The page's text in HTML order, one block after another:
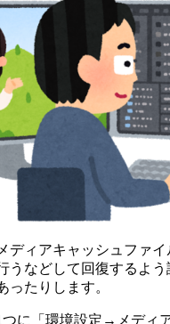
ディアキャッシュファ
うなどして回復するよ
ったりします。
に「環境設定→メディ